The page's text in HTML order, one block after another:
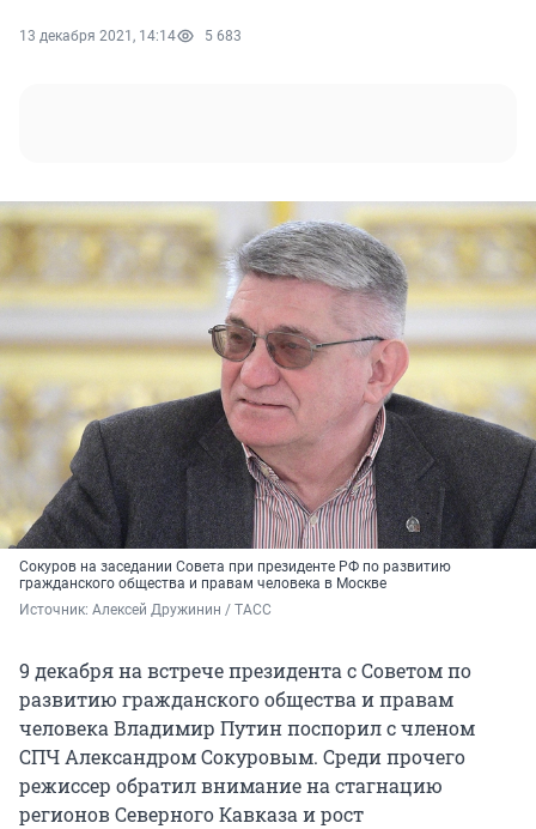
13 декабря 2021, 14:14 5 683
Сокуров на заседании Совета при президенте РФ по развитию
гражданского общества и правам человека в Москве
Источник: Алексей Дружинин / ТАСС
9 декабря на встрече президента с Советом по
развитию гражданского общества и правам
человека Владимир Путин поспорил с членом
СПЧ Александром Сокуровым. Среди прочего
режиссер обратил внимание на стагнацию
регионов Северного Кавказа и рост